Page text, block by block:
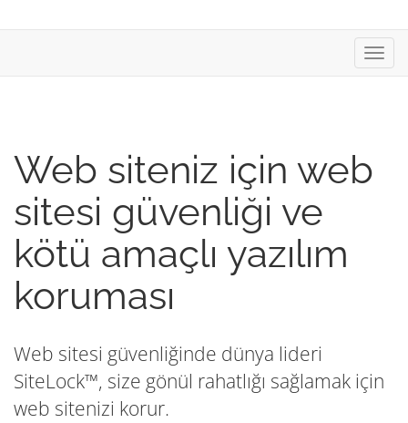
Web siteniz için web
sitesi güvenliği ve
kötü amaçlı yazılım
koruması
Web sitesi güvenliğinde dünya lideri
SiteLock™, size gönül rahatlığı sağlamak için
web sitenizi korur.